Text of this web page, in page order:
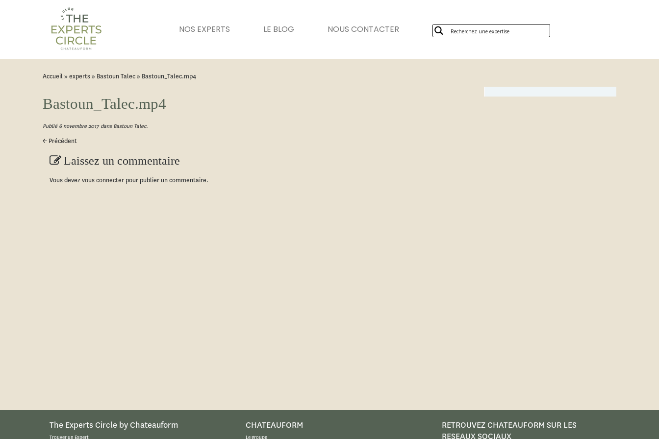
NOS EXPERTS LE BLOG NOUS CONTACTER
Accueil» experts» Bastoun Talec» Bastoun_Talec.mp4
Bastoun_Talec.mp4
Publié 6 novembre 2017dansBastoun Talec.
← Précédent
Laissez un commentaire
Vous devezvous connecter pour publier un commentaire.
The Experts Circle by Chateauform
Trouver un Expert
CHATEAUFORM
Le groupe
RETROUVEZ CHATEAUFORM SUR LES
RESEAUX SOCIAUX